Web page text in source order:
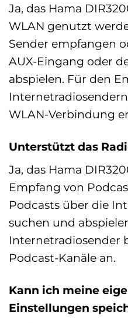
Ja, das Hama
WLAN genutzt
Sender empfangen
AUX-Eingang oder
abspielen. Für den
WLAN-Verbindung
Unterstützt das
Ja, das Hama
Empfang von
Podcasts über die
suchen und
Internetradiosender
Podcast-Kanäle an.
Kann ich meine
Einstellungen